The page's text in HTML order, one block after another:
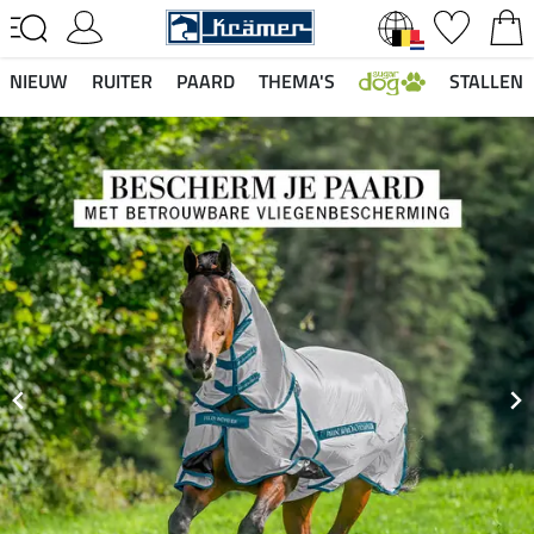
NIEUW RUITER PAARD THEMA'S STALLEN